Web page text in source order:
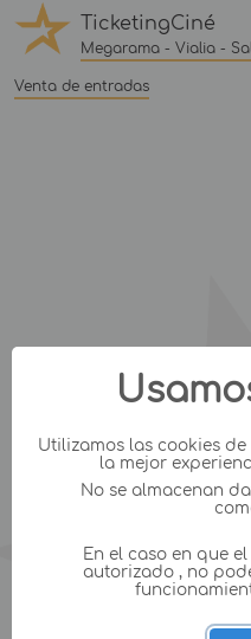
TicketingCiné
Megarama - Vialia -
Venta de entradas
Utilizamos las cookies
la mejor
No se almacenan
En el caso en que
autorizado , no